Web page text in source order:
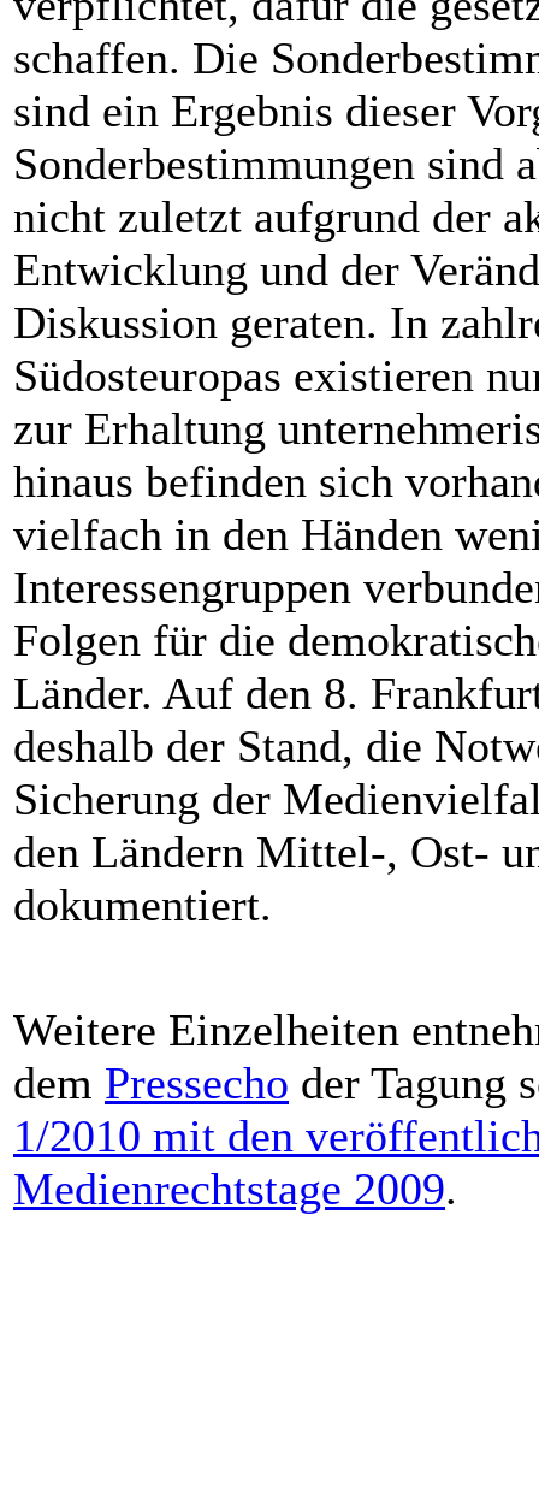
schaffen. Die
sind ein Ergebnis dieser
Sonderbestimmungen sind
nicht zuletzt aufgrund der
Entwicklung und der
Diskussion geraten. In
Südosteuropas existieren
zur Erhaltung
hinaus befinden sich
vielfach in den Händen
Interessengruppen
Folgen für die
Länder. Auf den 8.
deshalb der Stand, die
Sicherung der
den Ländern Mittel-, Ost-
dokumentiert.
Weitere Einzelheiten
dem Pressecho der Tagung
1/2010 mit den
Medienrechtstage 2009.